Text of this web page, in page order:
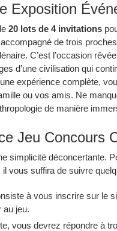
Exposition
20 lots de 4 invitations
de trois
C’est l’occasion
d’une civilisation qui
expérience complète,
ou vos amis. Ne
de manière
Jeu Concours
simplicité déconcertante.
vous suffira de suivre
à vous inscrire sur le
au jeu.
vous devrez répondre à